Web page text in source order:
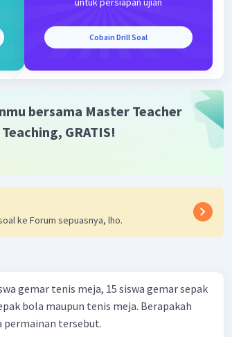
larutan
konsentrasi ion H⁺ atau OH⁻
Cobain Drill Soal
bersama Master Teacher
GRATIS!
ke Forum sepuasnya, lho.
gemar tenis meja, 15 siswa gemar sepak
bola maupun tenis meja. Berapakah
permainan tersebut.